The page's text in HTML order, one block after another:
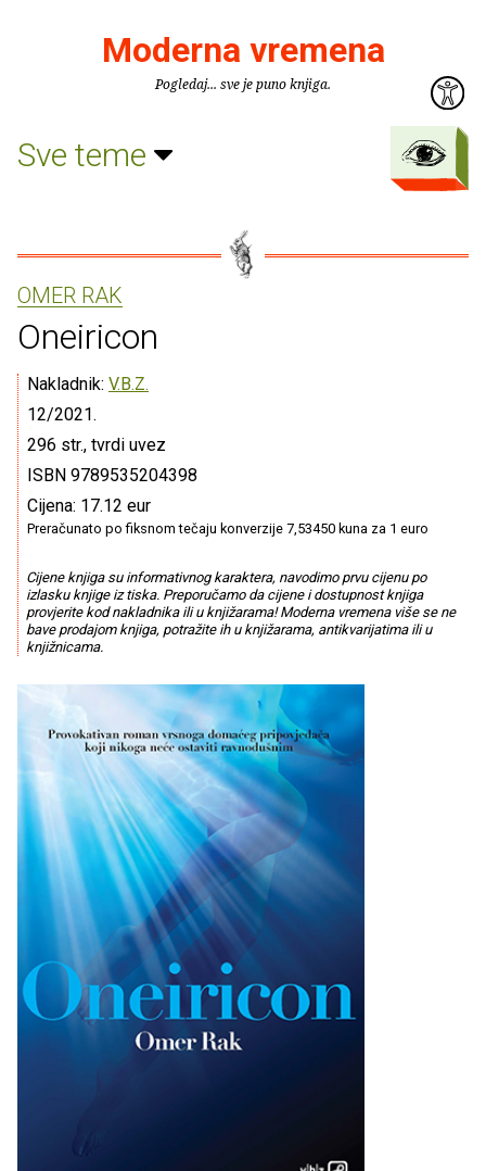
Moderna vremena
Pogledaj... sve je puno knjiga.
Sve teme
OMER RAK
Oneiricon
Nakladnik: V.B.Z.
12/2021.
296 str., tvrdi uvez
ISBN 9789535204398
Cijena: 17.12 eur
Preračunato po fiksnom tečaju konverzije 7,53450 kuna za 1 euro
Cijene knjiga su informativnog karaktera, navodimo prvu cijenu po
izlasku knjige iz tiska. Preporučamo da cijene i dostupnost knjiga
provjerite kod nakladnika ili u knjižarama! Moderna vremena više se ne
bave prodajom knjiga, potražite ih u knjižarama, antikvarijatima ili u
knjižnicama.